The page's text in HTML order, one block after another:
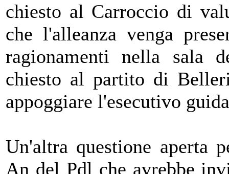
chiesto al Carroccio di
che l'alleanza venga
ragionamenti nella sala
chiesto al partito di
appoggiare l'esecutivo
Un'altra questione aperta
An del Pdl che avrebbe